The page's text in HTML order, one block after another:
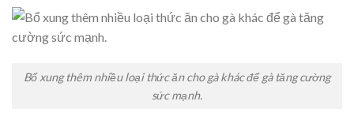
Bổ xung thêm nhiều loại thức ăn cho gà khác để gà tăng cường
sức mạnh.